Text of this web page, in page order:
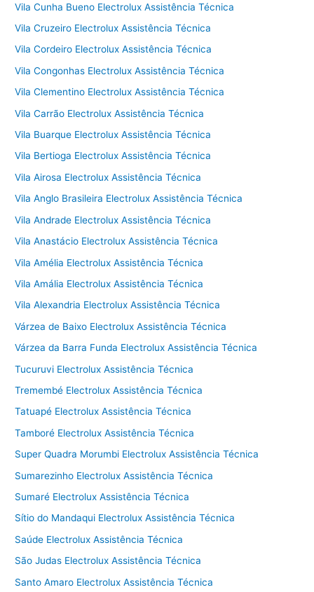
Vila Cunha Bueno Electrolux Assistência Técnica
Vila Cruzeiro Electrolux Assistência Técnica
Vila Cordeiro Electrolux Assistência Técnica
Vila Congonhas Electrolux Assistência Técnica
Vila Clementino Electrolux Assistência Técnica
Vila Carrão Electrolux Assistência Técnica
Vila Buarque Electrolux Assistência Técnica
Vila Bertioga Electrolux Assistência Técnica
Vila Airosa Electrolux Assistência Técnica
Vila Anglo Brasileira Electrolux Assistência Técnica
Vila Andrade Electrolux Assistência Técnica
Vila Anastácio Electrolux Assistência Técnica
Vila Amélia Electrolux Assistência Técnica
Vila Amália Electrolux Assistência Técnica
Vila Alexandria Electrolux Assistência Técnica
Várzea de Baixo Electrolux Assistência Técnica
Várzea da Barra Funda Electrolux Assistência Técnica
Tucuruvi Electrolux Assistência Técnica
Tremembé Electrolux Assistência Técnica
Tatuapé Electrolux Assistência Técnica
Tamboré Electrolux Assistência Técnica
Super Quadra Morumbi Electrolux Assistência Técnica
Sumarezinho Electrolux Assistência Técnica
Sumaré Electrolux Assistência Técnica
Sítio do Mandaqui Electrolux Assistência Técnica
Saúde Electrolux Assistência Técnica
São Judas Electrolux Assistência Técnica
Santo Amaro Electrolux Assistência Técnica